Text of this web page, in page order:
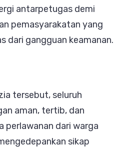
antarpetugas demi
pemasyarakatan yang
dari gangguan keamanan.
tersebut, seluruh
aman, tertib, dan
perlawanan dari warga
sikap